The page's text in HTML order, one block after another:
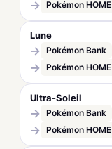
→ Pokémon HOME
Lune
→ Pokémon Bank
→ Pokémon HOME
Ultra-Soleil
→ Pokémon Bank
→ Pokémon HOME